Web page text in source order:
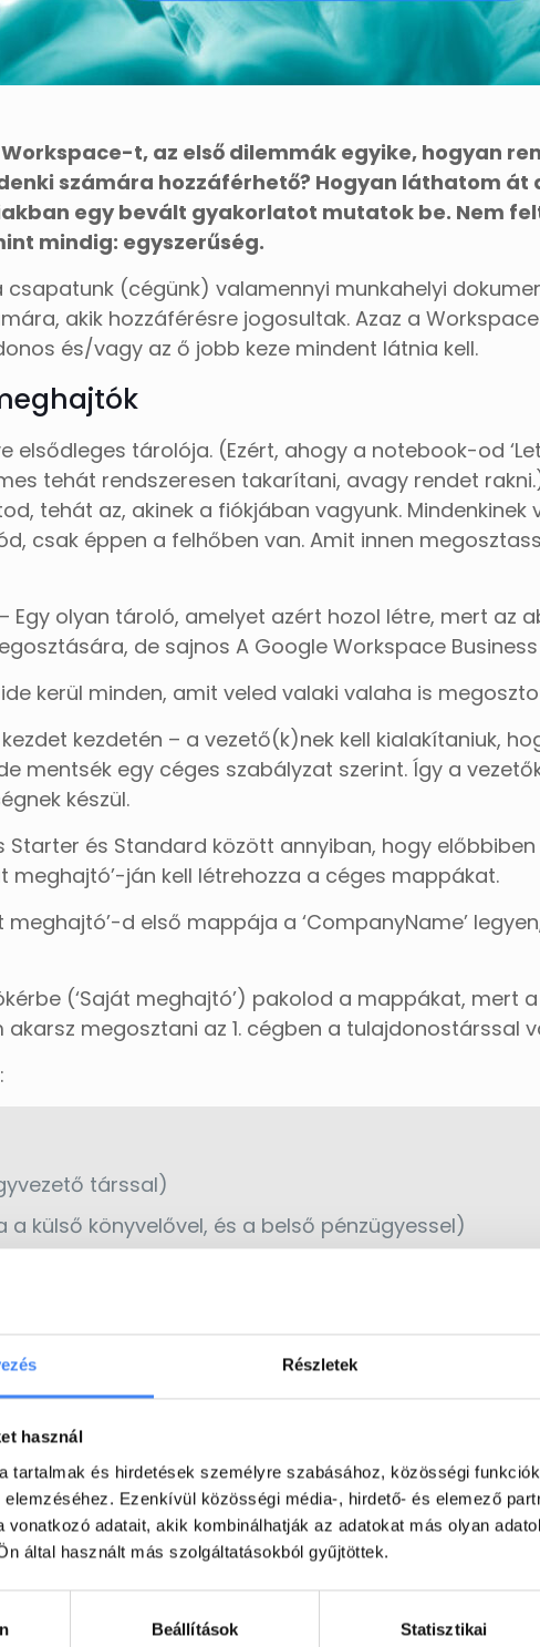
Részletek
használ
tartalmak és hirdetések személyre szabásához, közösségi
elemzéséhez. Ezenkívül közösségi média-, hirdető- és elemező
vonatkozó adatait, akik kombinálhatják az adatokat más olyan
által használt más szolgáltatásokból gyűjtöttek.
Beállítások Statisztikai
t, az első dilemmák egyike, hogyan
számára hozzáférhető? Hogyan láthatom
egy bevált gyakorlatot mutatok be. Nem
mindig: egyszerűség.
(cégünk) valamennyi munkahelyi
akik hozzáférésre jogosultak. Azaz a
és/vagy az ő jobb keze mindent látnia kell.
elsődleges tárolója. (Ezért, ahogy a notebook-od
tehát rendszeresen takarítani, avagy rendet
tehát az, akinek a fiókjában vagyunk. Mindenkinek
csak éppen a felhőben van. Amit innen
– Egy olyan tároló, amelyet azért hozol létre, mert az
de sajnos A Google Workspace
kerül minden, amit veled valaki valaha is
kezdetén – a vezető(k)nek kell kialakítaniuk,
mentsék egy céges szabályzat szerint. Így a
készül.
Starter és Standard között annyiban, hogy
meghajtó’-ján kell létrehozza a céges mappákat.
d első mappája a ‘CompanyName’
(‘Saját meghajtó’) pakolod a mappákat, mert
megosztani az 1. cégben a tulajdonostárssal
társsal)
a külső könyvelővel, és a belső pénzügyessel)
vezetővel)
értékesítőkkel)
adott kollégával)
az adott kollégával)